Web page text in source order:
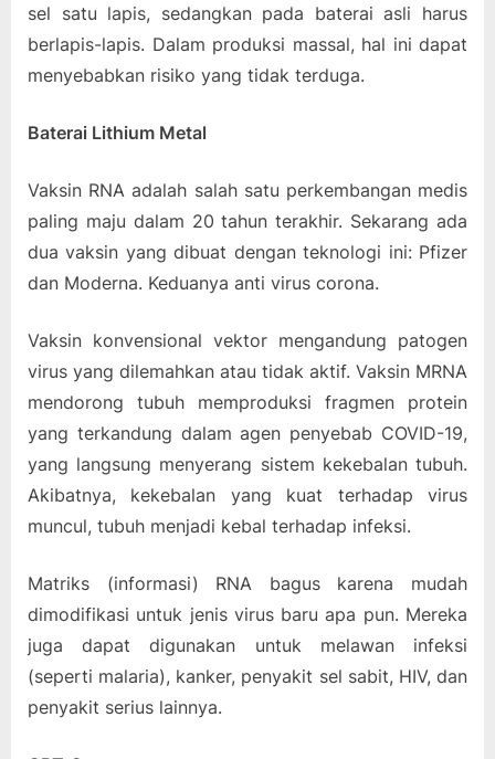
sel satu lapis, sedangkan pada baterai asli harus
berlapis-lapis. Dalam produksi massal, hal ini dapat
menyebabkan risiko yang tidak terduga.
Baterai Lithium Metal
Vaksin RNA adalah salah satu perkembangan medis
paling maju dalam 20 tahun terakhir. Sekarang ada
dua vaksin yang dibuat dengan teknologi ini: Pfizer
dan Moderna. Keduanya anti virus corona.
Vaksin konvensional vektor mengandung patogen
virus yang dilemahkan atau tidak aktif. Vaksin MRNA
mendorong tubuh memproduksi fragmen protein
yang terkandung dalam agen penyebab COVID-19,
yang langsung menyerang sistem kekebalan tubuh.
Akibatnya, kekebalan yang kuat terhadap virus
muncul, tubuh menjadi kebal terhadap infeksi.
Matriks (informasi) RNA bagus karena mudah
dimodifikasi untuk jenis virus baru apa pun. Mereka
juga dapat digunakan untuk melawan infeksi
(seperti malaria), kanker, penyakit sel sabit, HIV, dan
penyakit serius lainnya.